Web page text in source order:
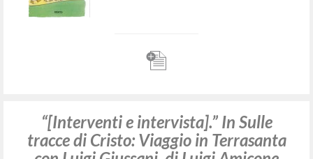
“[Interventi e intervista].” In Sulle
tracce di Cristo: Viaggio in Terrasanta